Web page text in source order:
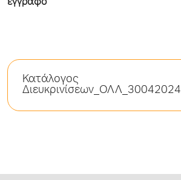
έγγραφο
Κατάλογος
Διευκρινίσεων_ΟΛΛ_30042024